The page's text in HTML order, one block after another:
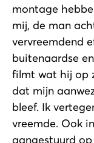
montage
mij, de man
vervreemdend
buitenaardse
filmt wat hij op
dat mijn
bleef. Ik
vreemde. Ook
aangestuurd